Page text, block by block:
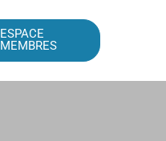
ESPACE
MEMBRES